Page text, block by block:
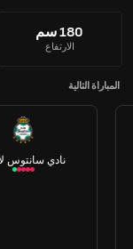
180 سم
الارتفاع
المباراة التالية
نادي سانتوس